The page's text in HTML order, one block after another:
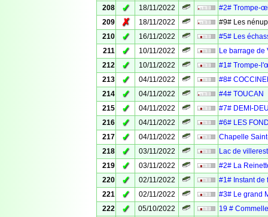
208
✓ 18/11/2022
#2# Trompe-
209
✗ 18/11/2022
#9# Les
210
✓ 16/11/2022
#5# Les
211
✓ 10/11/2022
Le barrage de
212
✓ 10/11/2022
#1# Trompe-
213
✓ 04/11/2022
#8#
214
✓ 04/11/2022
#4# TOUCAN
215
✓ 04/11/2022
#7# DEMI-
216
✓ 04/11/2022
#6# LES
217
✓ 04/11/2022
Chapelle
218
✓ 03/11/2022
Lac de villerest
219
✓ 03/11/2022
#2# La
220
✓ 02/11/2022
#1# Instant de
221
✓ 02/11/2022
#3# Le grand
222
✓ 05/10/2022
19 #